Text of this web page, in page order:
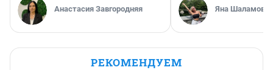
Анастасия Завгородняя Яна Шаламова
РЕКОМЕНДУЕМ